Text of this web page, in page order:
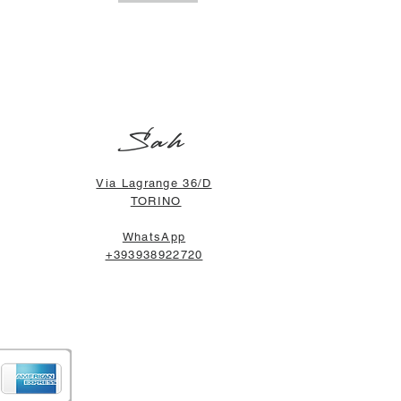
Sah
Via Lagrange 36/D
TORINO
WhatsApp
+393938922720